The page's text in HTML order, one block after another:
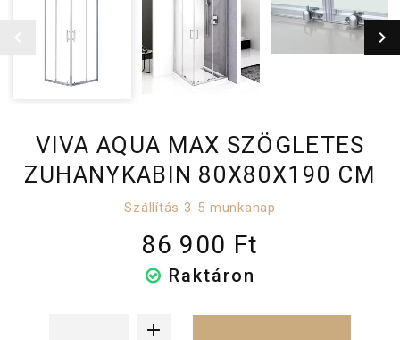
VIVA AQUA MAX SZÖGLETES
ZUHANYKABIN 80X80X190 CM
Szállítás 3-5 munkanap
86 900 Ft
Raktáron